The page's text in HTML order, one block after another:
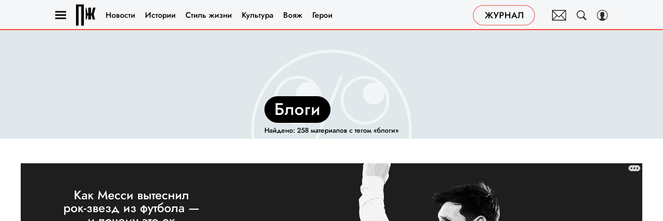
Новости Истории Стиль жизни Культура Вояж Герои
блоги
Найдено: 258 материалов с тегом «блоги»